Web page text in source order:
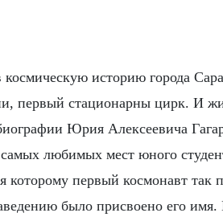
историю города
первый стационарны цирк. И
Юрия Алексеевича
любимых мест юного
которому первый космонавт
было присвоено его